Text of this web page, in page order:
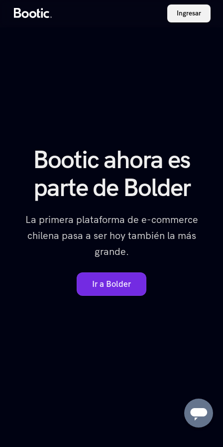
Ingresar
Bootic ahora es
parte de Bolder
La primera plataforma de e-commerce
chilena pasa a ser hoy también la más
grande.
Ir a Bolder